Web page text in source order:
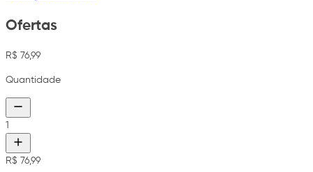
Ofertas
R$ 76,99
Quantidade
1
R$ 76,99